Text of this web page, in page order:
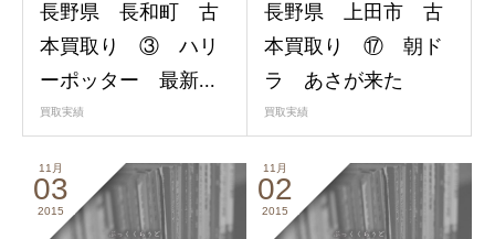
長野県 長和町 古
本買取り ③ ハリ
ーポッター 最新...
買取実績
長野県 上田市 古
本買取り ⑰ 朝ド
ラ あさが来た
買取実績
11月
03
2015
11月
02
2015